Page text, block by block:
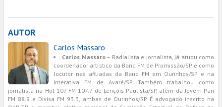
AUTOR
Carlos Massaro
Carlos Massaro– Radialista e jornalista, já atuou como
coordenador artístico da Band FM de Promissão/SP e como
locutor nas afiliadas da Band FM em Ourinhos/SP e na
Interativa FM de Avaré/SP. Também trabalhou como
jornalista na Hot 107 FM 107.7 de Lençóis Paulista/SP, além da Jovem Pan
FM 88.9 e Divisa FM 93.3, ambas de Ourinhos/SP. É advogado inscrito na